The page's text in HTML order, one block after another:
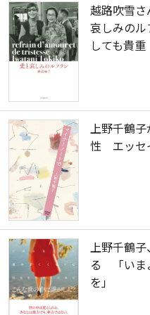
越路吹雪
哀しみの
しても貴重
上野千鶴
性 エッセ
上野千鶴
る 「いま
を」